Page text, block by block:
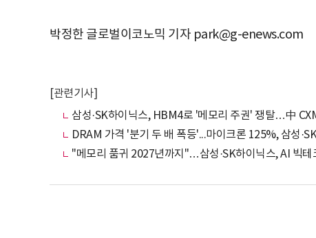
박정한 글로벌이코노믹 기자 park@g-enews.com
[관련기사]
삼성·SK하이닉스, HBM4로 '메모리 주권' 쟁탈…中
DRAM 가격 '분기 두 배 폭등'...마이크론 125%, 삼성
"메모리 품귀 2027년까지"…삼성·SK하이닉스, AI 빅테